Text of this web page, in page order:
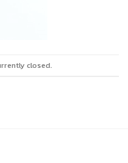
closed.